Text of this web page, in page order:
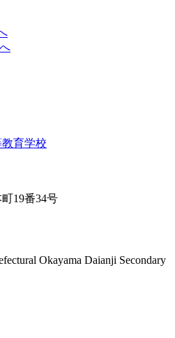
19番34号
Okayama Daianji Secondary